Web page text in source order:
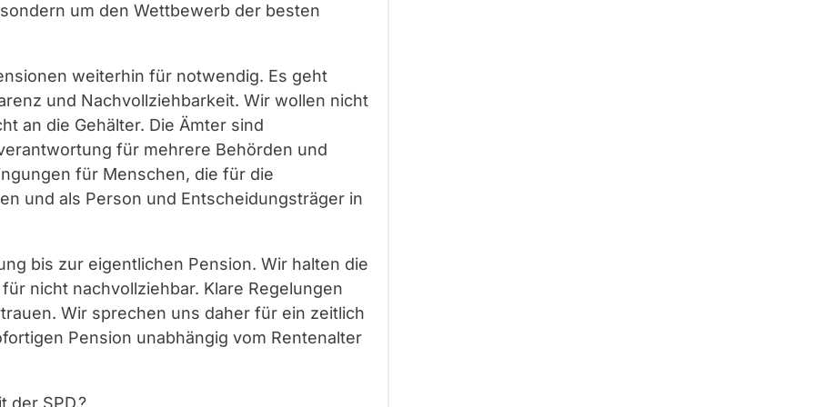
um den Wettbewerb der besten
weiterhin für notwendig. Es geht
und Nachvollziehbarkeit. Wir wollen nicht
an die Gehälter. Die Ämter sind
für mehrere Behörden und
für Menschen, die für die
und als Person und Entscheidungsträger in
bis zur eigentlichen Pension. Wir halten die
nicht nachvollziehbar. Klare Regelungen
Wir sprechen uns daher für ein zeitlich
Pension unabhängig vom Rentenalter
der SPD.?